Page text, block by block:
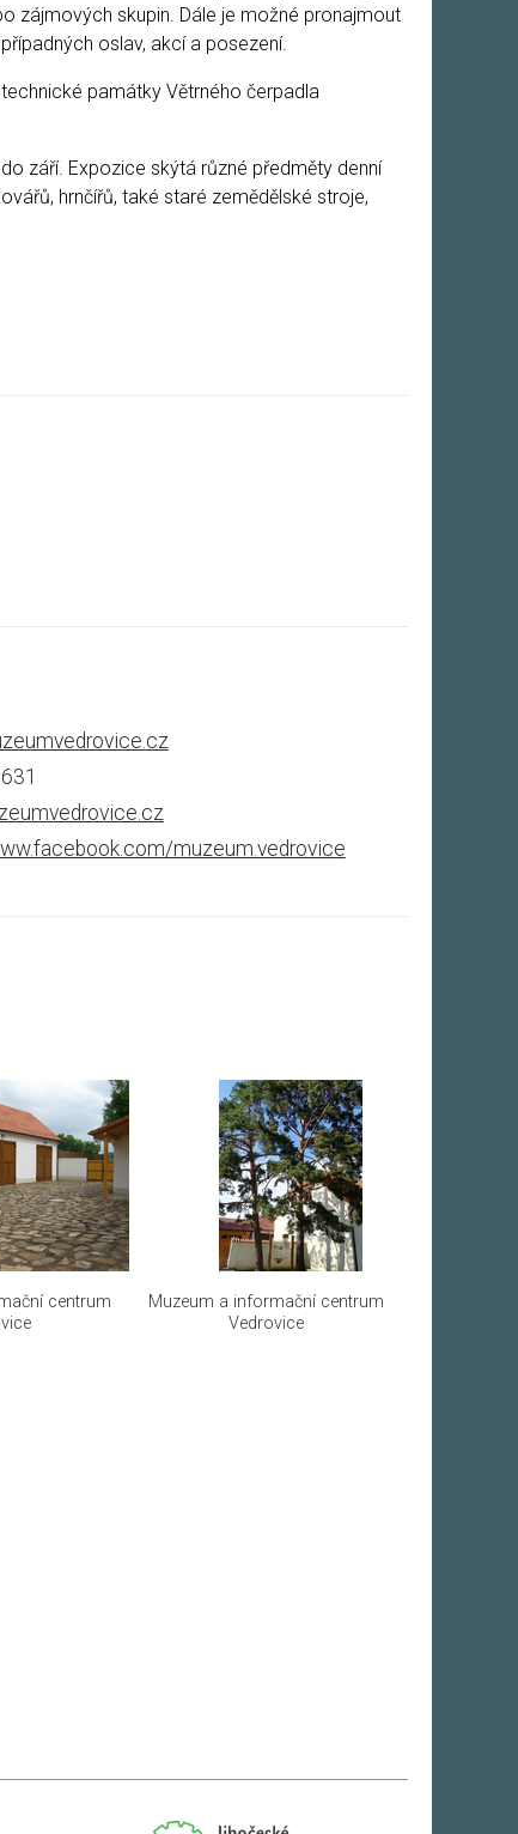
zájmových skupin. Dále je možné pronajmout
oslav, akcí a posezení.
památky Větrného čerpadla
září. Expozice skýtá různé předměty denní
hrnčířů, také staré zemědělské stroje,
muzeum.vedrovice
centrum
Muzeum a informační centrum
Vedrovice